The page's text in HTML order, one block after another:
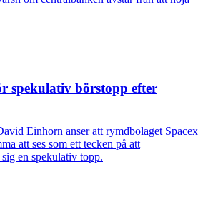
spekulativ börstopp efter
Einhorn anser att rymdbolaget Spacex
att ses som ett tecken på att
en spekulativ topp.